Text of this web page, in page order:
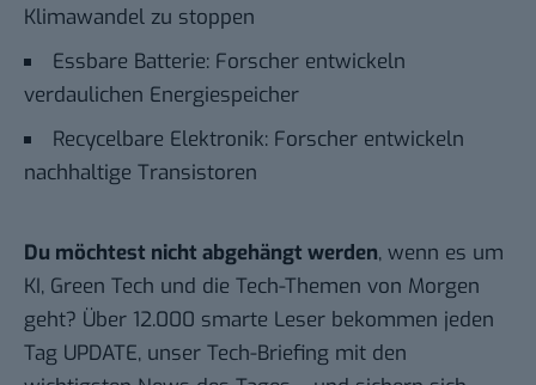
Klimawandel zu stoppen
Essbare Batterie: Forscher entwickeln
verdaulichen Energiespeicher
Recycelbare Elektronik: Forscher entwickeln
nachhaltige Transistoren
Du möchtest nicht abgehängt werden, wenn es um
KI, Green Tech und die Tech-Themen von Morgen
geht? Über 12.000 smarte Leser bekommen jeden
Tag UPDATE, unser Tech-Briefing mit den